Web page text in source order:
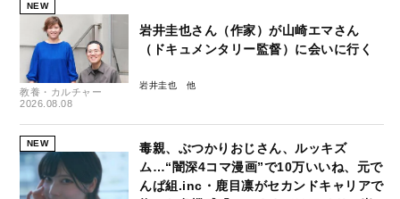
NEW
教養・カルチャー
2026.08.08
岩井圭也さん（作家）が山崎エマさん
（ドキュメンタリー監督）に会いに行く
岩井圭也
NEW
毒親、ぶつかりおじさん、ルッキズ
ム…“闇深4コマ漫画”で10万いいね、元で
んぱ組.inc・鹿目凛がセカンドキャリアで